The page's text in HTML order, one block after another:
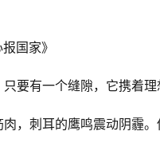
国家》
只要有一个缝隙，它携着
，刺耳的鹰鸣震动阴霾